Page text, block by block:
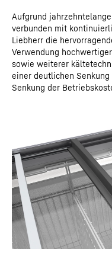
Aufgrund
verbunden mit
Liebherr die
Verwendung
sowie weiterer
einer deutlichen
Senkung der